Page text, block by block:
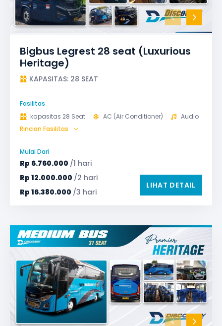
Bigbus Legrest 28 seat (Luxurious
Heritage)
KAPASITAS: 28 SEAT
Fasilitas
kapasitas 28 Seat
AC (Air Conditioner)
Audio
Bagasi
GPS
Safety Tools (P3K, Windows Breaker, dll)
TV LED & Android System
Water Dispenser
Rincian Fasilitas
Mulai Dari
Rp 6.760.000 /1 hari
Rp 12.000.000 /2 hari
Rp 16.380.000 /3 hari
LIHAT DETAIL